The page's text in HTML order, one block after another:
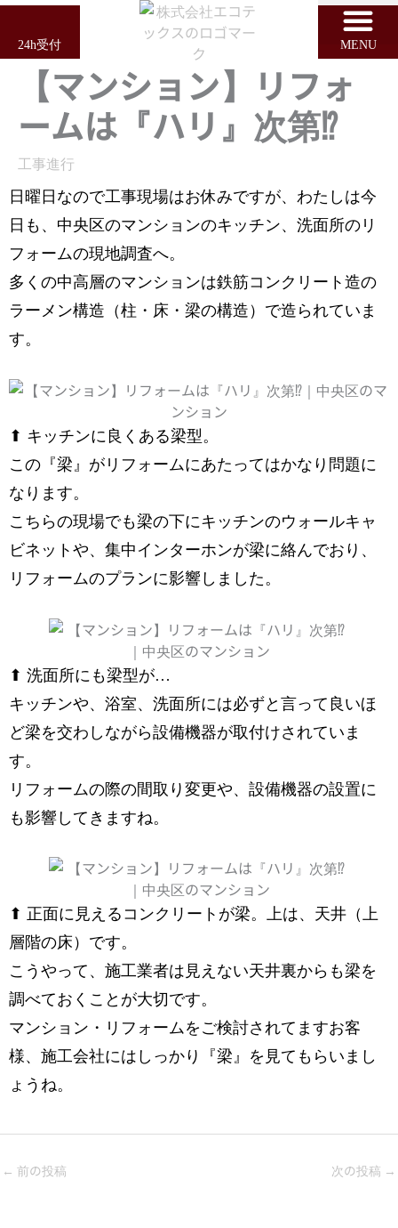
内
24h受付 MENU
【マンション】リフォ
ームは『ハリ』次第⁉︎
工事進行
日曜日なので工事現場はお休みですが、わたしは今
日も、中央区のマンションのキッチン、洗面所のリ
フォームの現地調査へ。
多くの中高層のマンションは鉄筋コンクリート造の
ラーメン構造（柱・床・梁の構造）で造られていま
す。
⬆︎ キッチンに良くある梁型。
この『梁』がリフォームにあたってはかなり問題に
なります。
こちらの現場でも梁の下にキッチンのウォールキャ
ビネットや、集中インターホンが梁に絡んでおり、
リフォームのプランに影響しました。
⬆︎ 洗面所にも梁型が…
キッチンや、浴室、洗面所には必ずと言って良いほ
ど梁を交わしながら設備機器が取付けされていま
す。
リフォームの際の間取り変更や、設備機器の設置に
も影響してきますね。
⬆︎ 正面に見えるコンクリートが梁。上は、天井（上
層階の床）です。
こうやって、施工業者は見えない天井裏からも梁を
調べておくことが大切です。
マンション・リフォームをご検討されてますお客
様、施工会社にはしっかり『梁』を見てもらいまし
ょうね。
← 前の投稿 次の投稿 →